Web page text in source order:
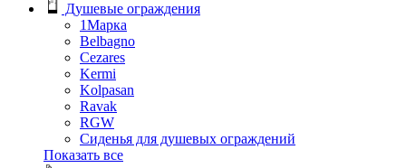
Душевые ограждения
1Марка
Belbagno
Cezares
Kermi
Kolpasan
Ravak
RGW
Сиденья для душевых ограждений
Показать все